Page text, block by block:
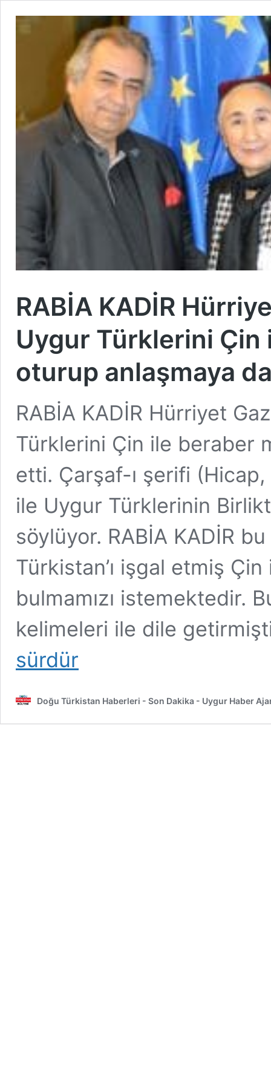
RABİA KADİR
Uygur Türklerini Çin
oturup anlaşmaya
RABİA KADİR Hürriyet
Türklerini Çin ile beraber
etti. Çarşaf-ı şerifi
ile Uygur Türklerinin
söylüyor. RABİA KADİR
Türkistan’ı işgal etmiş
bulmamızı istemektedir.
kelimeleri ile dile
sürdür
Doğu Türkistan Haberleri - Son Dakika - Uygur Haber